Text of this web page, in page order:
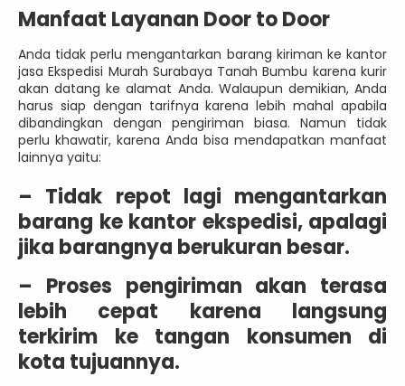
Manfaat Layanan Door to Door
Anda tidak perlu mengantarkan barang kiriman ke kantor
jasa Ekspedisi Murah Surabaya Tanah Bumbu karena kurir
akan datang ke alamat Anda. Walaupun demikian, Anda
harus siap dengan tarifnya karena lebih mahal apabila
dibandingkan dengan pengiriman biasa. Namun tidak
perlu khawatir, karena Anda bisa mendapatkan manfaat
lainnya yaitu:
– Tidak repot lagi mengantarkan
barang ke kantor ekspedisi, apalagi
jika barangnya berukuran besar.
– Proses pengiriman akan terasa
lebih cepat karena langsung
terkirim ke tangan konsumen di
kota tujuannya.